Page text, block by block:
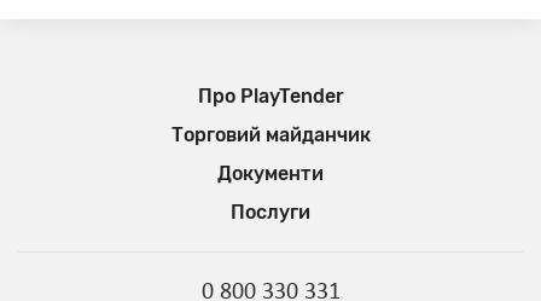
Про PlayTender
Торговий майданчик
Документи
Послуги
0 800 330 331